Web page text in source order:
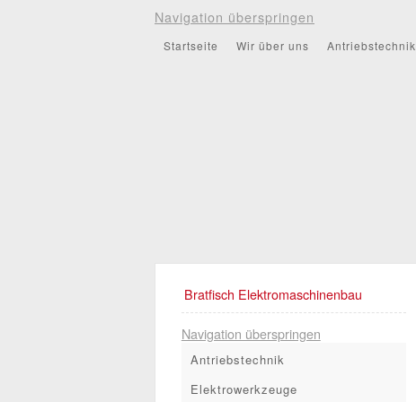
Navigation überspringen
Startseite Wir über uns Antriebstechnik
Bratfisch Elektromaschinenbau
Navigation überspringen
Antriebstechnik
Elektrowerkzeuge